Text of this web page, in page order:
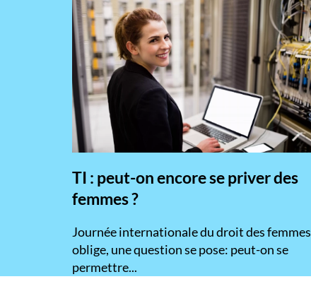
TI : peut-on encore se priver des
femmes ?
​Journée internationale du droit des femmes
oblige, une question se pose: peut-on se
permettre...